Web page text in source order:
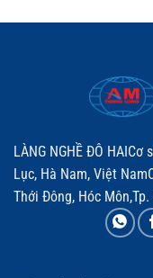
LÀNG NGHỀ ĐÔ
Lục, Hà Nam, Việt
Thới Đông, Hóc Môn,Tp.